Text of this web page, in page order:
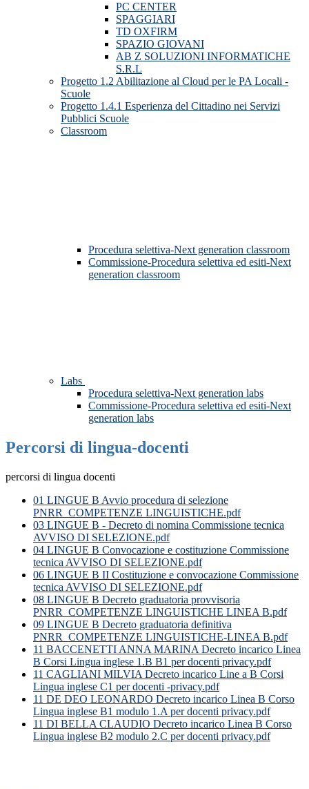
PC CENTER
SPAGGIARI
TD OXFIRM
SPAZIO GIOVANI
AB Z SOLUZIONI INFORMATICHE
S.R.L
Progetto 1.2 Abilitazione al Cloud per le PA Locali -
Scuole
Progetto 1.4.1 Esperienza del Cittadino nei Servizi
Pubblici Scuole
Classroom
Procedura selettiva-Next generation classroom
Commissione-Procedura selettiva ed esiti-Next
generation classroom
Labs
Procedura selettiva-Next generation labs
Commissione-Procedura selettiva ed esiti-Next
generation labs
Percorsi di lingua-docenti
percorsi di lingua docenti
01 LINGUE B Avvio procedura di selezione
PNRR_COMPETENZE LINGUISTICHE.pdf
03 LINGUE B - Decreto di nomina Commissione tecnica
AVVISO DI SELEZIONE.pdf
04 LINGUE B Convocazione e costituzione Commissione
tecnica AVVISO DI SELEZIONE.pdf
06 LINGUE B II Costituzione e convocazione Commissione
tecnica AVVISO DI SELEZIONE.pdf
08 LINGUE B Decreto graduatoria provvisoria
PNRR_COMPETENZE LINGUISTICHE LINEA B.pdf
09 LINGUE B Decreto graduatoria definitiva
PNRR_COMPETENZE LINGUISTICHE-LINEA B.pdf
11 BACCENETTI ANNA MARINA Decreto incarico Linea
B Corsi Lingua inglese 1.B B1 per docenti privacy.pdf
11 CAGLIANI MILVIA Decreto incarico Line a B Corsi
Lingua inglese C1 per docenti -privacy.pdf
11 DE DEO LEONARDO Decreto incarico Linea B Corso
Lingua inglese B1 modulo 1.A per docenti privacy.pdf
11 DI BELLA CLAUDIO Decreto incarico Linea B Corso
Lingua inglese B2 modulo 2.C per docenti privacy.pdf